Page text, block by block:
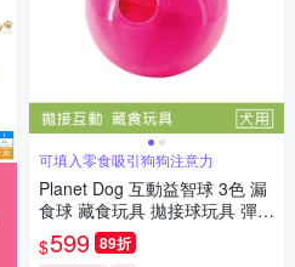
可填入零食吸引狗狗注意力
Planet Dog 互動益智球 3色 漏
食球 藏食玩具 拋接球玩具 彈力
球 狗玩具 慢食球 益智玩具 中
大型犬
$599 89折